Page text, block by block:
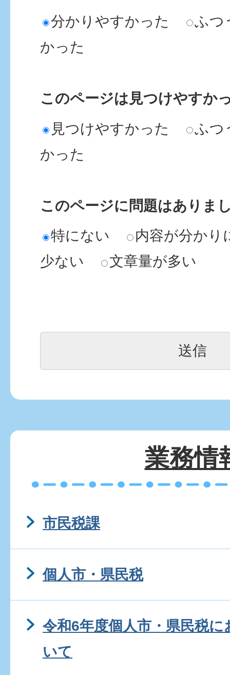
分かりやすかった
ふつ
かった
このページは見つけやすか
見つけやすかった
ふつ
かった
このページに問題はありま
特にない
内容が分かり
少ない
文章量が多い
業務情
市民税課
個人市・県民税
令和6年度個人市・県民税
いて